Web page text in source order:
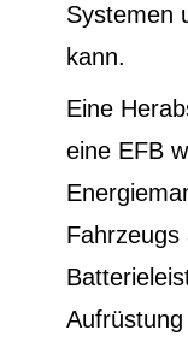
Systemen
kann.
Eine
eine EFB